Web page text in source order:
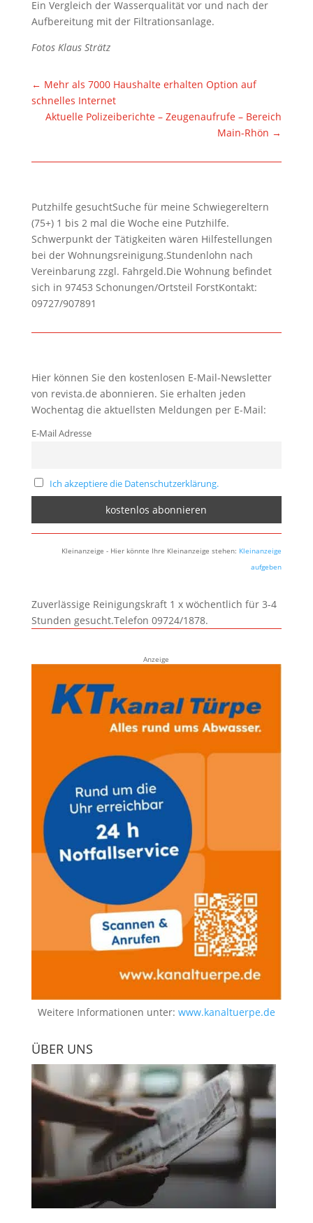
Ein Vergleich der Wasserqualität vor und nach der
Aufbereitung mit der Filtrationsanlage.
Fotos Klaus Strätz
← Mehr als 7000 Haushalte erhalten Option auf
schnelles Internet
Aktuelle Polizeiberichte – Zeugenaufrufe – Bereich
Main-Rhön →
Putzhilfe gesuchtSuche für meine Schwiegereltern
(75+) 1 bis 2 mal die Woche eine Putzhilfe.
Schwerpunkt der Tätigkeiten wären Hilfestellungen
bei der Wohnungsreinigung.Stundenlohn nach
Vereinbarung zzgl. Fahrgeld.Die Wohnung befindet
sich in 97453 Schonungen/Ortsteil ForstKontakt:
09727/907891
Hier können Sie den kostenlosen E-Mail-Newsletter
von revista.de abonnieren. Sie erhalten jeden
Wochentag die aktuellsten Meldungen per E-Mail:
E-Mail Adresse
Ich akzeptiere die Datenschutzerklärung.
Kleinanzeige - Hier könnte Ihre Kleinanzeige stehen: Kleinanzeige
aufgeben
Zuverlässige Reinigungskraft 1 x wöchentlich für 3-4
Stunden gesucht.Telefon 09724/1878.
Anzeige
Weitere Informationen unter: www.kanaltuerpe.de
ÜBER UNS